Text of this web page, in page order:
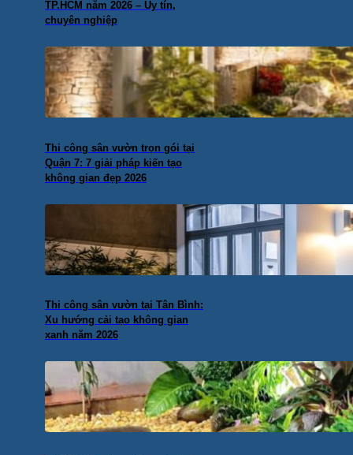
TP.HCM năm 2026 – Uy tín,
chuyên nghiệp
Thi công sân vườn trọn gói tại
Quận 7: 7 giải pháp kiến tạo
không gian đẹp 2026
Thi công sân vườn tại Tân Bình:
Xu hướng cải tạo không gian
xanh năm 2026